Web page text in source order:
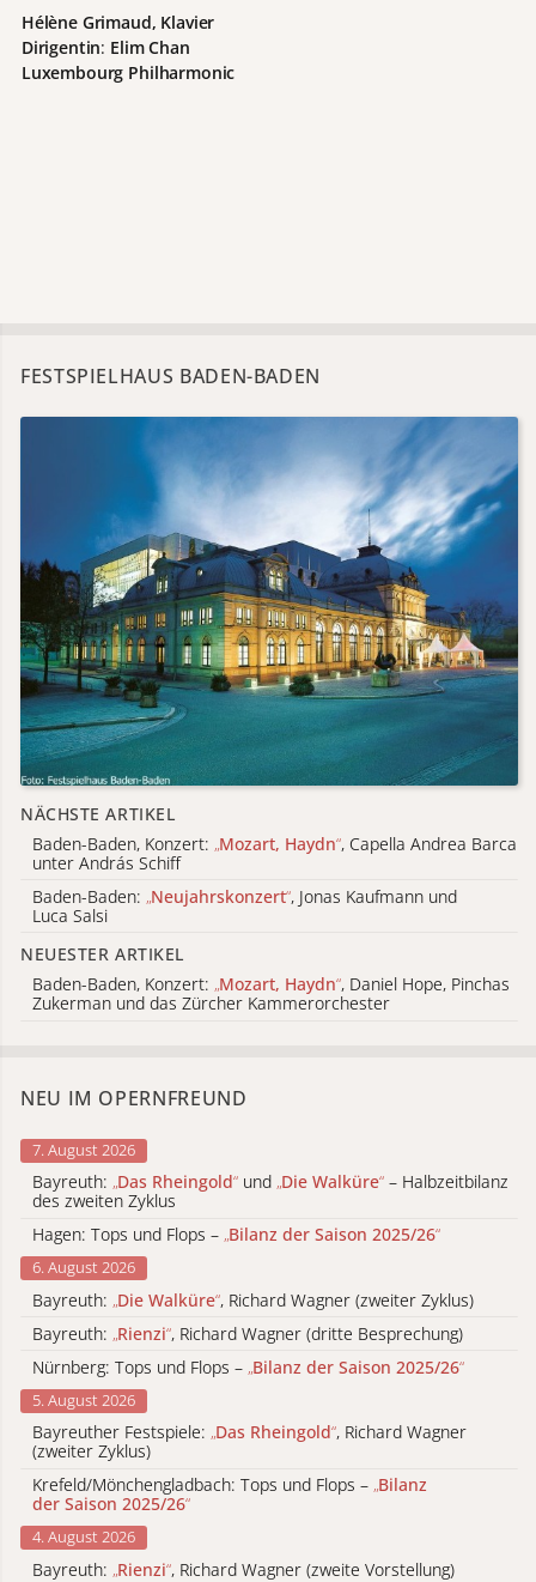
Hélène Grimaud, Klavier
Dirigentin: Elim Chan
Luxembourg Philharmonic
FESTSPIELHAUS BADEN-BADEN
NÄCHSTE ARTIKEL
Baden-Baden, Konzert: „Mozart, Haydn“, Capella Andrea Barca
unter András Schiff
Baden-Baden: „Neujahrskonzert“, Jonas Kaufmann und
Luca Salsi
NEUESTER ARTIKEL
Baden-Baden, Konzert: „Mozart, Haydn“, Daniel Hope, Pinchas
Zukerman und das Zürcher Kammerorchester
NEU IM OPERNFREUND
7. August 2026
Bayreuth: „Das Rheingold“ und „Die Walküre“ – Halbzeitbilanz
des zweiten Zyklus
Hagen: Tops und Flops – „Bilanz der Saison 2025/26“
6. August 2026
Bayreuth: „Die Walküre“, Richard Wagner (zweiter Zyklus)
Bayreuth: „Rienzi“, Richard Wagner (dritte Besprechung)
Nürnberg: Tops und Flops – „Bilanz der Saison 2025/26“
5. August 2026
Bayreuther Festspiele: „Das Rheingold“, Richard Wagner
(zweiter Zyklus)
Krefeld/Mönchengladbach: Tops und Flops – „Bilanz
der Saison 2025/26“
4. August 2026
Bayreuth: „Rienzi“, Richard Wagner (zweite Vorstellung)